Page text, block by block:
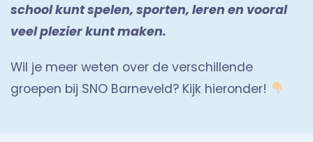
school kunt spelen, sporten, leren en vooral
veel plezier kunt maken.
Wil je meer weten over de verschillende
groepen bij SNO Barneveld? Kijk hieronder!